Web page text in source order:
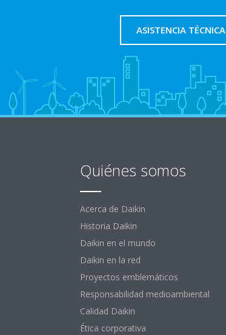
ASISTENCIA TÉCNICA
Quiénes somos
Acerca de Daikin
Historia Daikin
Daikin en el mundo
Daikin en la red
Proyectos emblemáticos
Responsabilidad medioambiental
Calidad Daikin
Ética corporativa